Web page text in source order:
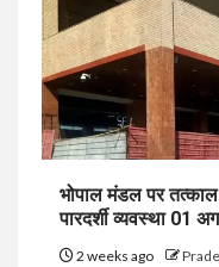
भोपाल मंडल पर
पारदर्शी व्यवस्था 01
2 weeks ago